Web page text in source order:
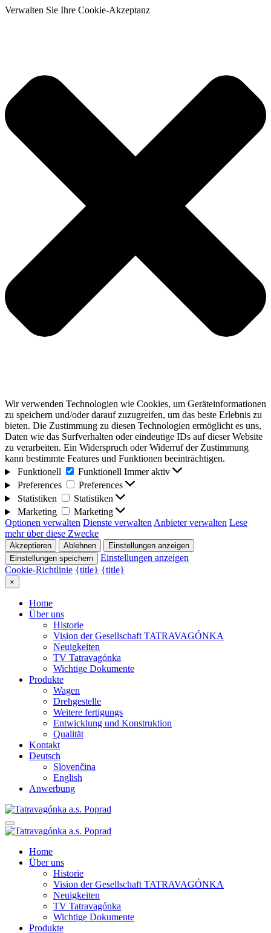
Verwalten Sie Ihre Cookie-Akzeptanz
Wir verwenden Technologien wie Cookies, um Geräteinformationen
zu speichern und/oder darauf zuzugreifen, um das beste Erlebnis zu
bieten. Die Zustimmung zu diesen Technologien ermöglicht es uns,
Daten wie das Surfverhalten oder eindeutige IDs auf dieser Website
zu verarbeiten. Ein Widerspruch oder Widerruf der Zustimmung
kann bestimmte Features und Funktionen beeinträchtigen.
Funktionell
Funktionell Immer aktiv
Preferences
Preferences
Statistiken
Statistiken
Marketing
Marketing
Optionen verwalten Dienste verwalten Anbieter verwalten Lese
mehr über diese Zwecke
Akzeptieren Ablehnen
Einstellungen anzeigen
Einstellungen speichern
Einstellungen anzeigen
Cookie-Richtlinie {title} {title}
×
Home
Über uns
Historie
Vision der Gesellschaft TATRAVAGÓNKA
Neuigkeiten
TV Tatravagónka
Wichtige Dokumente
Produkte
Wagen
Drehgestelle
Weitere fertigungs
Entwicklung und Konstruktion
Qualität
Kontakt
Deutsch
Slovenčina
English
Anwerbung
Home
Über uns
Historie
Vision der Gesellschaft TATRAVAGÓNKA
Neuigkeiten
TV Tatravagónka
Wichtige Dokumente
Produkte